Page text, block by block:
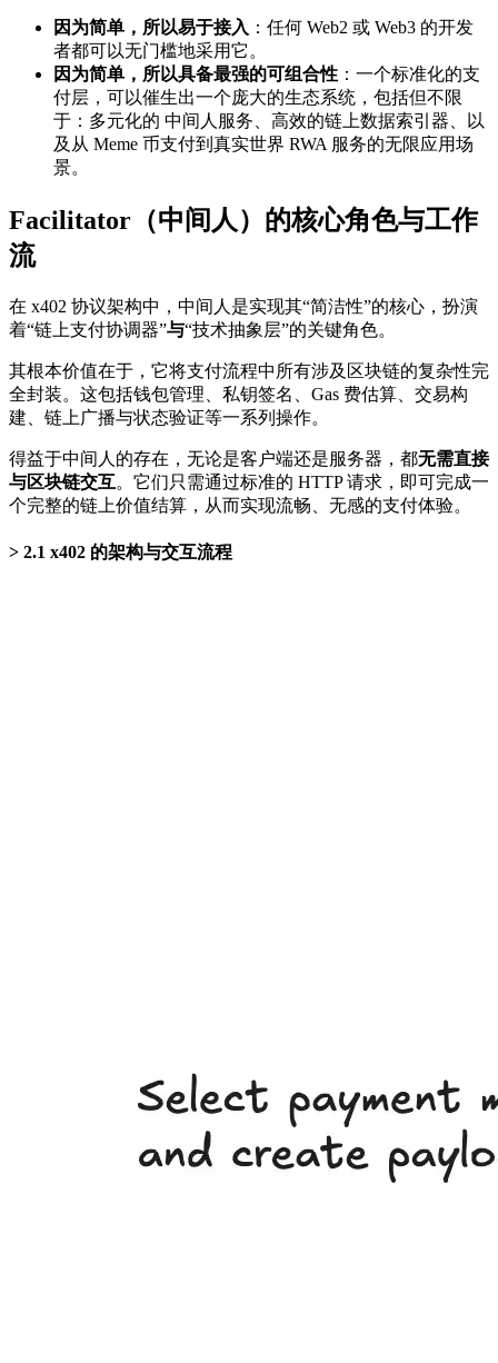
因为简单，所以易于接入 ：任何 Web2 或 Web3 的开发
者都可以无门槛地采用它。
因为简单，所以具备最强的可组合性 ：一个标准化的支
付层，可以催生出一个庞大的生态系统，包括但不限
于：多元化的 中间人服务、高效的链上数据索引器、以
及从 Meme 币支付到真实世界 RWA 服务的无限应用场
景。
Facilitator（中间人）的核心角色与工作
流
在 x402 协议架构中，中间人是实现其“简洁性”的核心，扮演
着“链上支付协调器”与“技术抽象层”的关键角色。
其根本价值在于，它将支付流程中所有涉及区块链的复杂性完
全封装。这包括钱包管理、私钥签名、Gas 费估算、交易构
建、链上广播与状态验证等一系列操作。
得益于中间人的存在，无论是客户端还是服务器，都无需直接
与区块链交互。它们只需通过标准的 HTTP 请求，即可完成一
个完整的链上价值结算，从而实现流畅、无感的支付体验。
2.1 x402 的架构与交互流程